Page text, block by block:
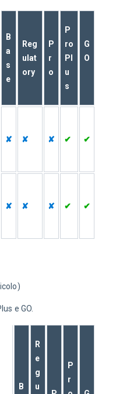
B
a
s
e
Reg
ulat
ory
P
r
o
P
ro
Pl
u
s
G
O
✘ ✘ ✘ ✔ ✔
✘ ✘ ✘ ✔ ✔
e GO.
B
R
e
g
u
P
r